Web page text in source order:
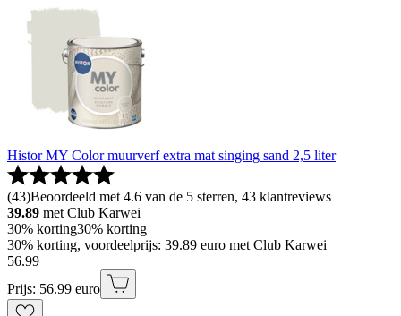
Histor MY Color muurverf extra mat singing sand 2,5 liter
(43)Beoordeeld met 4.6 van de 5 sterren, 43 klantreviews
39.89 met Club Karwei
30% korting30% korting
30% korting, voordeelprijs: 39.89 euro met Club Karwei
56.99
Prijs: 56.99 euro